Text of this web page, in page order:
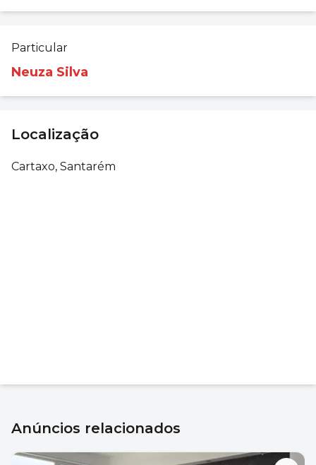
Particular
Neuza Silva
Localização
Cartaxo, Santarém
Anúncios relacionados